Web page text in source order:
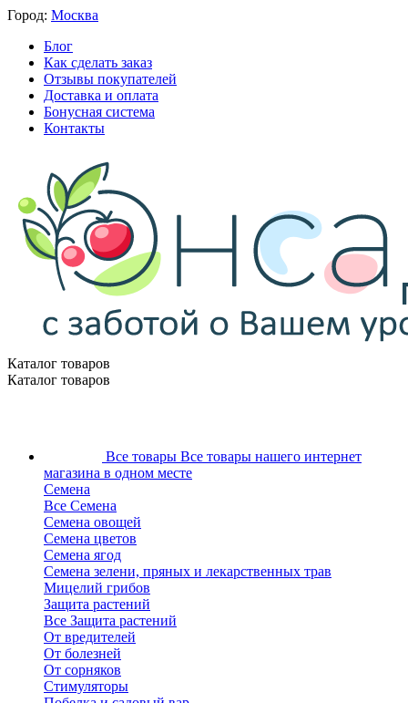
Город: Москва
Блог
Как сделать заказ
Отзывы покупателей
Доставка и оплата
Бонусная система
Контакты
Каталог товаров
Каталог товаров
Все товары Все товары нашего интернет
магазина в одном месте
Семена
Все Семена
Семена овощей
Семена цветов
Семена ягод
Семена зелени, пряных и лекарственных трав
Мицелий грибов
Защита растений
Все Защита растений
От вредителей
От болезней
От сорняков
Стимуляторы